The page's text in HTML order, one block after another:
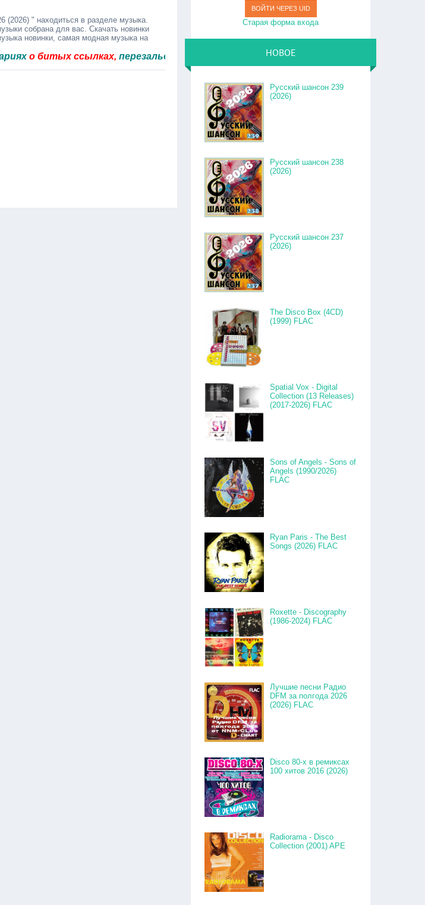
(2026) " находиться в разделе музыка.
собрана для вас. Скачать новинки
новинки, самая модная музыка на
ссылках,перезальём быстро.
ВОЙТИ ЧЕРЕЗ UID
Старая форма входа
НОВОЕ
Русский шансон 239
(2026)
Русский шансон 238
(2026)
Русский шансон 237
(2026)
The Disco Box (4CD)
(1999) FLAC
Spatial Vox - Digital
Collection (13 Releases)
(2017-2026) FLAC
Sons of Angels - Sons of
Angels (1990/2026)
FLAC
Ryan Paris - The Best
Songs (2026) FLAC
Roxette - Discography
(1986-2024) FLAC
Лучшие песни Радио
DFM за полгода 2026
(2026) FLAC
Disco 80-x в ремиксах
100 хитов 2016 (2026)
Radiorama - Disco
Collection (2001) APE